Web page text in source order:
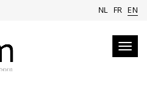
NL FR EN